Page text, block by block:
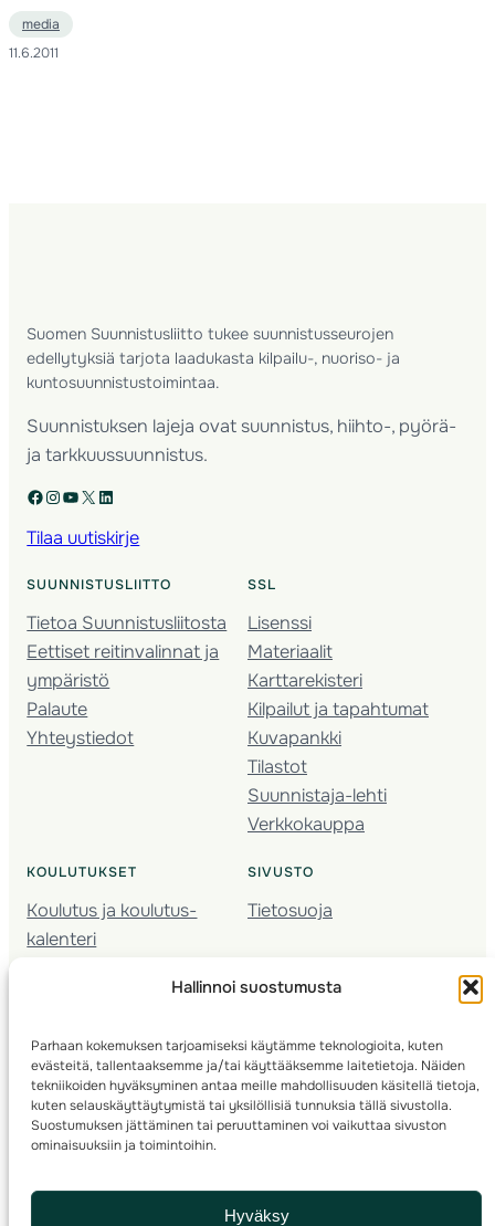
Hallinnoi suostumusta
Parhaan kokemuksen tarjoamiseksi käytämme teknologioita, kuten
evästeitä, tallentaaksemme ja/tai käyttääksemme laitetietoja. Näiden
tekniikoiden hyväksyminen antaa meille mahdollisuuden käsitellä tietoja,
kuten selauskäyttäytymistä tai yksilöllisiä tunnuksia tällä sivustolla.
Suostumuksen jättäminen tai peruuttaminen voi vaikuttaa sivuston
ominaisuuksiin ja toimintoihin.
Hyväksy
media
11.6.2011
Suomen Suunnistusliitto tukee suunnistusseurojen
edellytyksiä tarjota laadukasta kilpailu-, nuoriso- ja
kuntosuunnistustoimintaa.
Suunnistuksen lajeja ovat suunnistus, hiihto-, pyörä-
ja tarkkuussuunnistus.
Facebook Instagram YouTube X LinkedIn
Tilaa uutiskirje
SUUNNISTUSLIITTO
Tietoa Suunnistusliitosta
Eettiset reitinvalinnat ja
ympäristö
Palaute
Yhteystiedot
SSL
Lisenssi
Materiaalit
Karttarekisteri
Kilpailut ja tapahtumat
Kuvapankki
Tilastot
Suunnistaja-lehti
Verkkokauppa
KOULUTUKSET
Koulutus ja koulutus­
kalenteri
Seura­kehittäminen
Kartoitus
Ratamestari
SIVUSTO
Tietosuoja
© 2025 ·Suomen Suunnistusliitto· Valimotie 10, 00380 Helsinki, Finland
info(a)suunnistusliitto.fi,Rastilipun asiat: rastilippu(a)suunnistusliitto.fi